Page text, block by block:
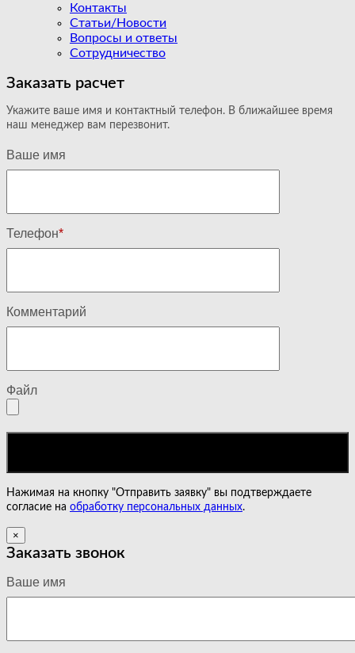
Контакты
Статьи/Новости
Вопросы и ответы
Сотрудничество
Заказать расчет
Укажите ваше имя и контактный телефон. В ближайшее время
наш менеджер вам перезвонит.
Ваше имя
Телефон*
Комментарий
Файл
Нажимая на кнопку "Отправить заявку" вы подтверждаете
согласие на обработку персональных данных.
×
Заказать звонок
Ваше имя